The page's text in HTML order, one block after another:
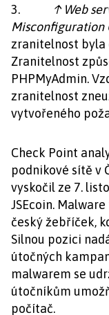
3. ↑ Web
Misconfiguration
zranitelnost byla
Zranitelnost
PHPMyAdmin.
zranitelnost
vytvořeného
Check Point
podnikové sítě v
vyskočil ze 7.
JSEcoin.
český žebříček,
Silnou pozici
útočných
malwarem se
útočníkům
počítač.